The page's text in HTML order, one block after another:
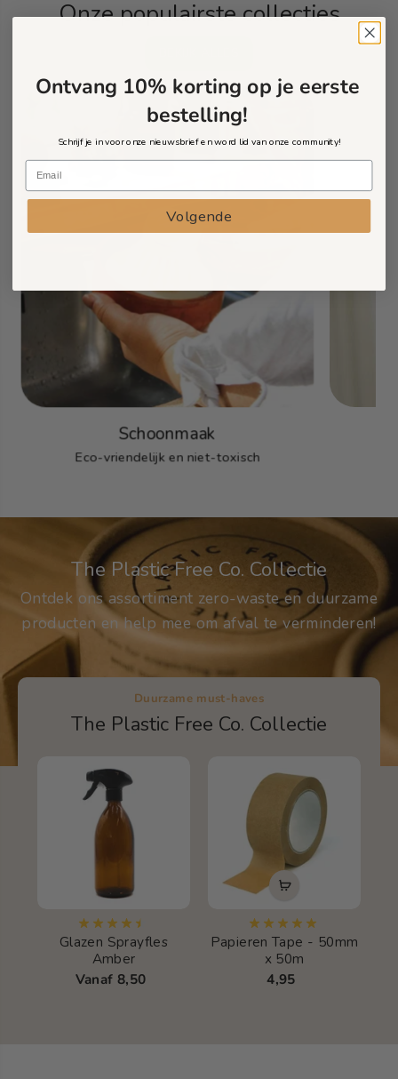
Onze populairste collecties
Schoonmaak
Eco-vriendelijk en niet-toxisch
The Plastic Free Co. Collectie
Ontdek ons assortiment zero-waste en duurzame
producten en help mee om afval te verminderen!
Duurzame must-haves
The Plastic Free Co. Collectie
Glazen Sprayfles
Amber
Vanaf 8,50
Papieren Tape - 50mm
x 50m
4,95
Ontvang 10% korting op je eerste
bestelling!
Schrijf je in voor onze nieuwsbrief en word lid van onze community!
Volgende